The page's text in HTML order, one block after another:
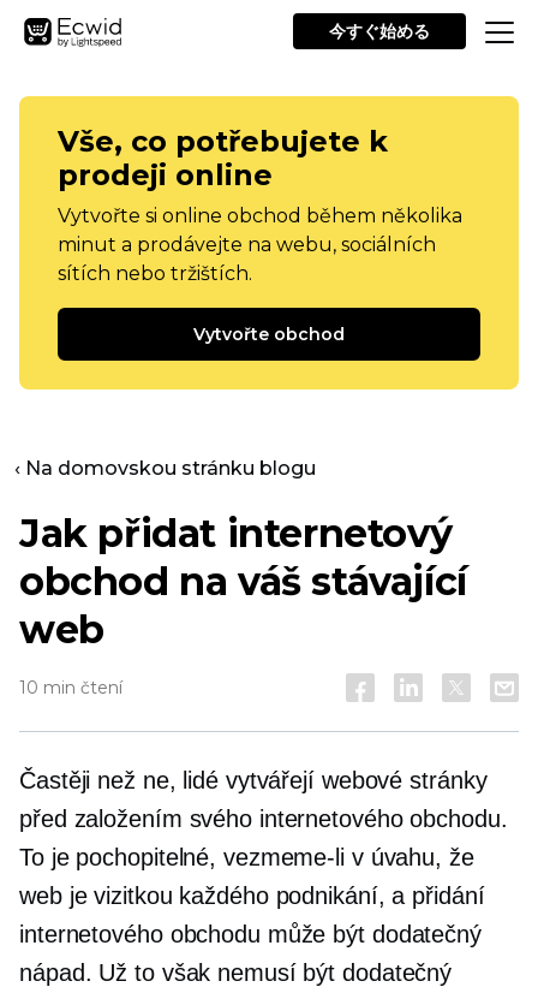
今すぐ始める
Vše, co potřebujete k
prodeji online
Vytvořte si online obchod během několika
minut a prodávejte na webu, sociálních
sítích nebo tržištích.
Vytvořte obchod
‹ Na domovskou stránku blogu
Jak přidat internetový
obchod na váš stávající
web
10 min čtení
Častěji než ne, lidé vytvářejí webové stránky
před založením svého internetového obchodu.
To je pochopitelné, vezmeme-li v úvahu, že
web je vizitkou každého podnikání, a přidání
internetového obchodu může být dodatečný
nápad. Už to však nemusí být dodatečný